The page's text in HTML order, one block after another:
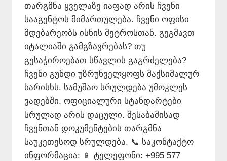
თარგმნა ყველაზე იაფად არის ჩვენი
სააგენტოს მიმართულება. ჩვენი ოფისი
მდებარეობს ისნის მეტროსთან. გეგმავთ
იტალიაში გამგზავრებას? თუ
გესაჭიროებათ სწავლის გაგრძელება?
ჩვენი გუნდი უზრუნველყოფს მაქსიმალურ
ხარისხს. სამუშაო სრულდება უმოკლეს
ვადებში. ოფიციალური სტანდარტები
სრულად არის დაცული. შესაბამისად
ჩვენთან დოკუმენტების თარგმნა
საუკეთესოდ სრულდება. 📞 საკონტაქტო
ინფორმაცია: 📱 ტელეფონი: +995 577